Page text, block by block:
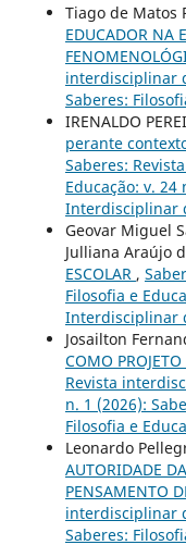
Tiago de Matos
EDUCADOR NA
interdisciplinar
Saberes:
IRENALDO
perante
Saberes:
Educação: v. 24
Interdisciplinar
Geovar Miguel
Julliana Araújo
ESCOLAR ,
Filosofia e
Interdisciplinar
Josailton
COMO
Revista
n. 1 (2026):
Filosofia e
Leonardo
AUTORIDADE
PENSAMENTO
interdisciplinar
Saberes: